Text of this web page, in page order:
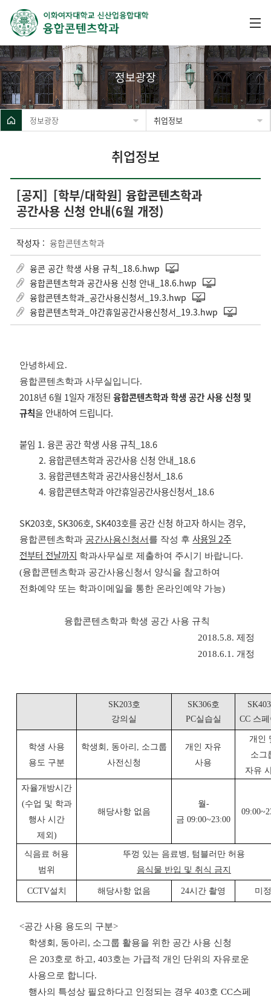
정보광장
정보광장 취업정보
취업정보
[공지] [학부/대학원] 융합콘텐츠학과
공간사용 신청 안내(6월 개정)
작성자 : 융합콘텐츠학과
융콘 공간 학생 사용 규칙_18.6.hwp
융합콘텐츠학과 공간사용 신청 안내_18.6.hwp
융합콘텐츠학과_공간사용신청서_19.3.hwp
융합콘텐츠학과_야간휴일공간사용신청서_19.3.hwp
안녕하세요.
융합콘텐츠학과 사무실입니다.
2018년 6월 1일자 개정된융합콘텐츠학과 학생 공간 사용 신청 및
규칙을 안내하여 드립니다.
붙임 1. 융콘 공간 학생 사용 규칙_18.6
2. 융합콘텐츠학과 공간사용 신청 안내_18.6
3. 융합콘텐츠학과 공간사용신청서_18.6
4. 융합콘텐츠학과 야간휴일공간사용신청서_18.6
SK203호, SK306호, SK403호를 공간 신청 하고자 하시는 경우,
융합콘텐츠학과 공간사용신청서 를 작성 후사용일 2주
전부터 전날까지 학과사무실로 제출하여 주시기 바랍니다.
(융합콘텐츠학과 공간사용신청서 양식을 참고하여
전화예약 또는 학과이메일을 통한 온라인예약 가능)
융합콘텐츠학과 학생 공간 사용 규칙
2018.5.8. 제정
2018.6.1. 개정
SK203호
강의실
SK306호
PC실습실
SK403
CC 스
학생 사용
용도 구분
학생회 동아리
소그룹
사전신청
개인 자유
사용
개인
소그
자유
자율개방시간
(수업 및 학과
행사 시간
제외)
해당사항 없음
월-
금 09:00~23:00
식음료 허용
범위
뚜껑 있는 음료병
텀블러만 허용
음식물 반입 및 취식 금지
CCTV설치 해당사항 없음 24시간 촬영 미정
<공간 사용 용도의 구분>
학생회 , 동아리 , 소그룹 활용을 위한 공간 사용 신청
은 203호로 하고, 403호는 가급적 개인 단위의 자유로운
사용으로 합니다.
행사의 특성상 필요하다고 인정되는 경우 403호 CC스페